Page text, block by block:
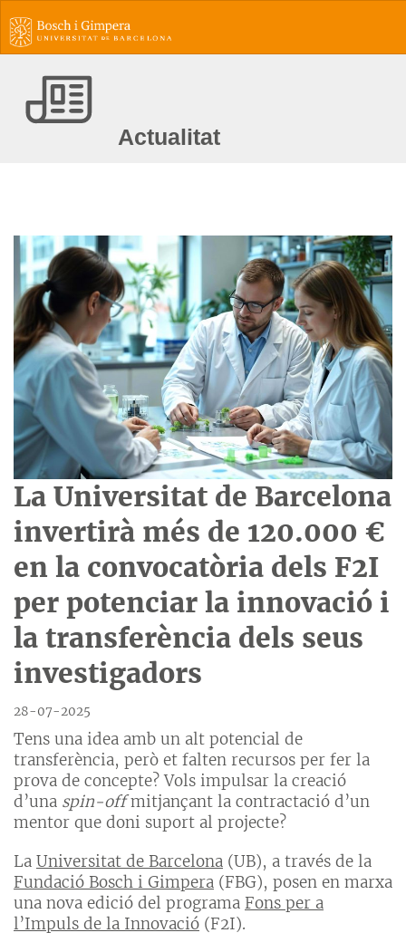
Actualitat
La Universitat de Barcelona
invertirà més de 120.000 €
en la convocatòria dels F2I
per potenciar la innovació i
la transferència dels seus
investigadors
28-07-2025
Tens una idea amb un alt potencial de
transferència, però et falten recursos per fer la
prova de concepte? Vols impulsar la creació
d’una spin-offmitjançant la contractació d’un
mentor que doni suport al projecte?
La Universitat de Barcelona (UB), a través de la
Fundació Bosch i Gimpera (FBG), posen en marxa
una nova edició del programa Fons per a
l’Impuls de la Innovació (F2I).